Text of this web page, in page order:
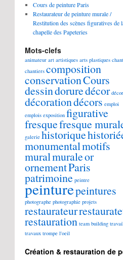
Cours de peinture Paris
Restaurateur de peinture murale /
Restitution des scènes figuratives de
chapelle des Papeteries
Mots-clefs
animateur art artistiques arts plastiques
chantiers composition
conservationCours
dessindoruredécor
décorationdécors emploi
emplois exposition figurative
fresquefresque
galerie historique
monumentalmotifs
muralmuraleor
ornementParis
patrimoine peintre
peinturepeintures
photographe photographie projets
restaurateur
restauration team building
travaux trompe l'oeil
Création & restauration de